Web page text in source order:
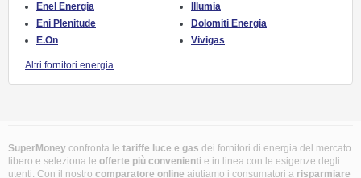
Enel Energia
Eni Plenitude
E.On
Illumia
Dolomiti Energia
Vivigas
Altri fornitori energia
SuperMoney confronta le tariffe luce e gas dei fornitori di energia del mercato
libero e seleziona le offerte più convenienti e in linea con le esigenze degli
utenti. Con il nostro comparatore online aiutiamo i consumatori a risparmiare